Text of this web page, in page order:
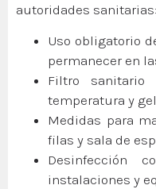
autoridades sanitarias:
Uso obligatorio
permanecer en
Filtro
temperatura y
Medidas para
filas y sala de
Desinfección
instalaciones y